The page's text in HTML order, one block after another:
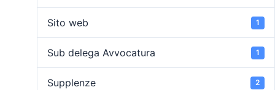
Sito web 1
Sub delega Avvocatura 1
Supplenze 2